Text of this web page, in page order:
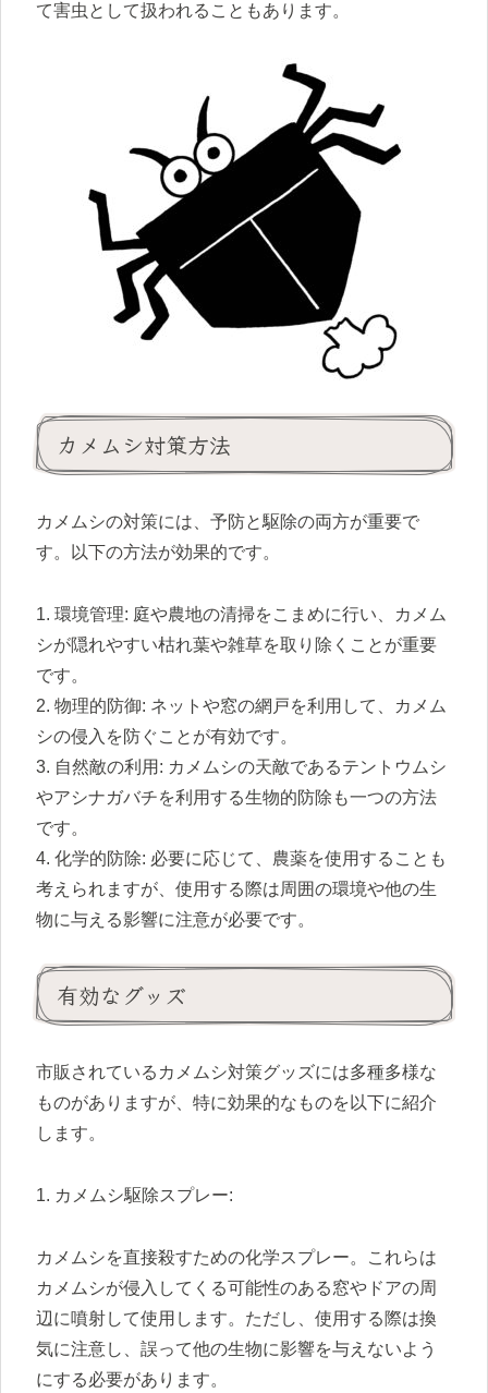
て害虫として扱われることもあります。
カメムシ対策方法
カメムシの対策には、予防と駆除の両方が重要で
す。以下の方法が効果的です。
1. 環境管理: 庭や農地の清掃をこまめに行い、カメム
シが隠れやすい枯れ葉や雑草を取り除くことが重要
です。
2. 物理的防御: ネットや窓の網戸を利用して、カメム
シの侵入を防ぐことが有効です。
3. 自然敵の利用: カメムシの天敵であるテントウムシ
やアシナガバチを利用する生物的防除も一つの方法
です。
4. 化学的防除: 必要に応じて、農薬を使用することも
考えられますが、使用する際は周囲の環境や他の生
物に与える影響に注意が必要です。
有効なグッズ
市販されているカメムシ対策グッズには多種多様な
ものがありますが、特に効果的なものを以下に紹介
します。
1. カメムシ駆除スプレー:
カメムシを直接殺すための化学スプレー。これらは
カメムシが侵入してくる可能性のある窓やドアの周
辺に噴射して使用します。ただし、使用する際は換
気に注意し、誤って他の生物に影響を与えないよう
にする必要があります。